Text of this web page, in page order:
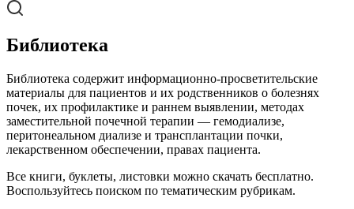
Библиотека
Библиотека содержит информационно-просветительские
материалы для пациентов и их родственников о болезнях
почек, их профилактике и раннем выявлении, методах
заместительной почечной терапии — гемодиализе,
перитонеальном диализе и трансплантации почки,
лекарственном обеспечении, правах пациента.
Все книги, буклеты, листовки можно скачать бесплатно.
Воспользуйтесь поиском по тематическим рубрикам.